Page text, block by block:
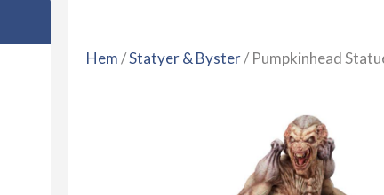
Hem/Statyer & Byster/ Pumpkinhead